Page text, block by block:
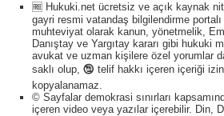
🆓 Hukuki.net ücretsiz ve açık kaynak
gayri resmi vatandaş bilgilendirme
muhteviyat olarak kanun, yönetmelik,
Danıştay ve Yargıtay kararı gibi hukuki
avukat ve uzman kişilere özel yorumlar
saklı olup, 🕲 telif hakkı içeren içeriği
kopyalanamaz.
© Sayfalar demokrasi sınırları
içeren video veya yazılar içerebilir. Din,